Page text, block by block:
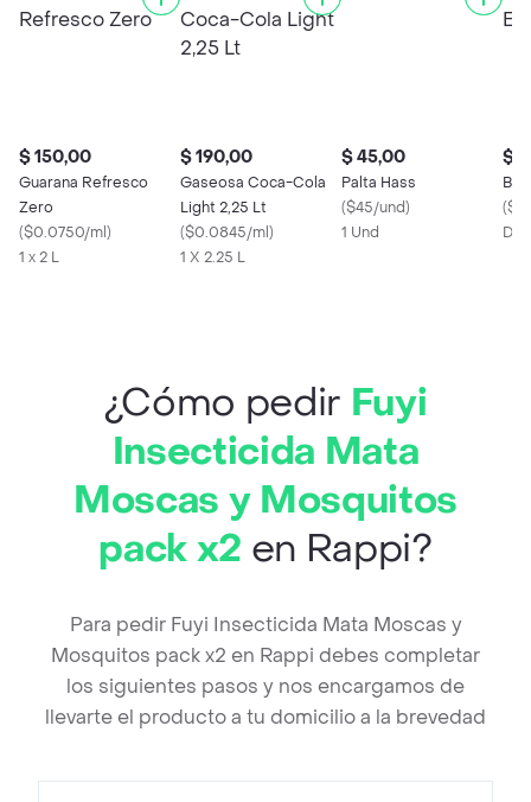
$ 150,00
Guarana Refresco
Zero
($0.0750/ml)
1 x 2 L
$ 190,00
Gaseosa Coca-Cola
Light 2,25 Lt
($0.0845/ml)
1 X 2.25 L
$ 45,00
Palta Hass
($45/und)
1 Und
$
(
¿Cómo pedir Fuyi
Insecticida Mata
Moscas y Mosquitos
pack x2 en Rappi?
Para pedir Fuyi Insecticida Mata Moscas y
Mosquitos pack x2 en Rappi debes completar
los siguientes pasos y nos encargamos de
llevarte el producto a tu domicilio a la brevedad